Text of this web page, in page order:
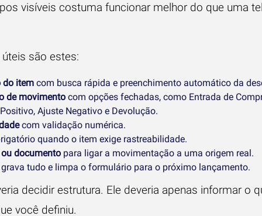
visíveis costuma funcionar melhor do que uma
são estes:
do itemcom busca rápida e preenchimento automático da
de movimentocom opções fechadas, como Entrada de
Ajuste Negativo e Devolução.
com validação numérica.
quando o item exige rastreabilidade.
documentopara ligar a movimentação a uma origem real.
tudo e limpa o formulário para o próximo lançamento.
decidir estrutura. Ele deveria apenas informar o
você definiu.